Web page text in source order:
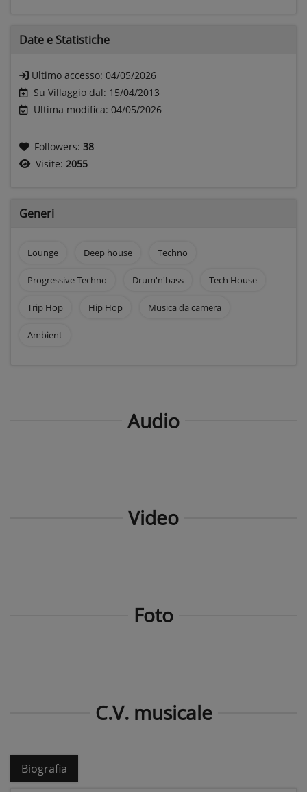
Date e Statistiche
Ultimo accesso: 04/05/2026
Su Villaggio dal: 15/04/2013
Ultima modifica: 04/05/2026
Followers: 38
Visite: 2055
Generi
Lounge Deep house Techno
Progressive Techno Drum'n'bass Tech House
Trip Hop Hip Hop Musica da camera
Ambient
Audio
Video
Foto
C.V. musicale
Biografia